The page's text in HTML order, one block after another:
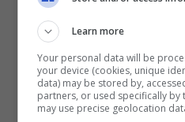
pubbliche.
ricostruito da Il Corriere
generale della Cisal,
avrebbe corrotto il
ministerio del Lavoro
Learn more
Your personal data will be
your device (cookies, unique
data) may be stored by,
partners, or used specifically by
may use precise geolocation